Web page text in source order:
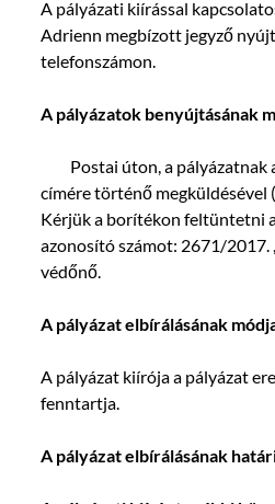
A pályázati kiírással
Adrienn megbízott jegyző
telefonszámon.
A pályázatok benyújtásának
 Postai úton, a pályázatnak
címére történő megküldésével
Kérjük a borítékon feltüntetni
azonosító számot: 2671/2017.
védőnő.
A pályázat elbírálásának
A pályázat kiírója a pályázat
fenntartja.
A pályázat elbírálásának